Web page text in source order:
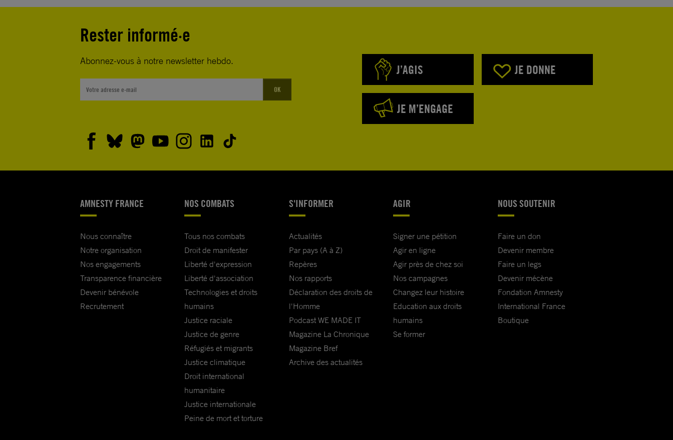
Rester informé·e
Abonnez-vous à notre newsletter hebdo.
OK
J’AGIS JE DONNE
JE M’ENGAGE
AMNESTY FRANCE
Nous connaître
Notre organisation
Nos engagements
Transparence financière
Devenir bénévole
Recrutement
NOS COMBATS
Tous nos combats
Droit de manifester
Liberté d'expression
Liberté d'association
Technologies et droits
humains
Justice raciale
Justice de genre
Réfugiés et migrants
Justice climatique
Droit international
humanitaire
Justice internationale
Peine de mort et torture
S'INFORMER
Actualités
Par pays (A à Z)
Repères
Nos rapports
Déclaration des droits de
l'Homme
Podcast WE MADE IT
Magazine La Chronique
Magazine Bref
Archive des actualités
AGIR
Signer une pétition
Agir en ligne
Agir près de chez soi
Nos campagnes
Changez leur histoire
Education aux droits
humains
Se former
NOUS SOUTENIR
Faire un don
Devenir membre
Faire un legs
Devenir mécène
Fondation Amnesty
International France
Boutique